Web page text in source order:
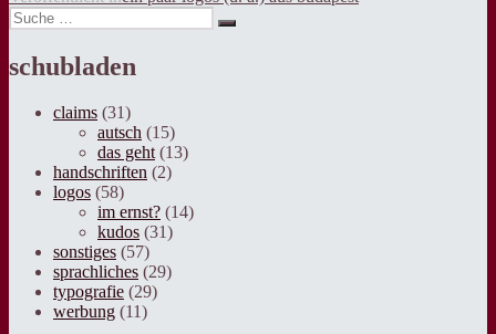
Suche
nach:
Suche
schubladen
claims (31)
autsch (15)
das geht(13)
handschriften (2)
logos (58)
im ernst? (14)
kudos (31)
sonstiges (57)
sprachliches (29)
typografie (29)
werbung (11)